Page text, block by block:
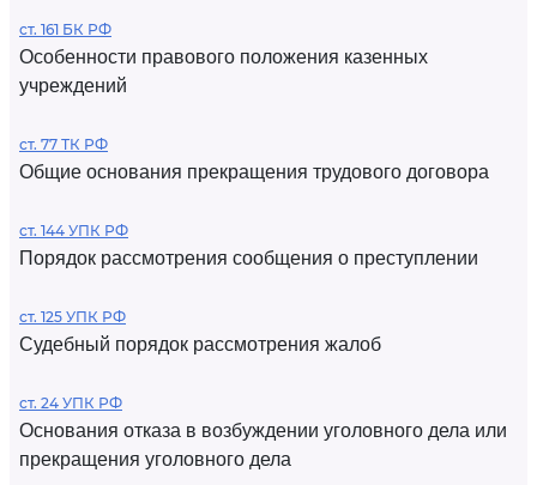
ст. 161 БК РФ
Особенности правового положения казенных
учреждений
ст. 77 ТК РФ
Общие основания прекращения трудового договора
ст. 144 УПК РФ
Порядок рассмотрения сообщения о преступлении
ст. 125 УПК РФ
Судебный порядок рассмотрения жалоб
ст. 24 УПК РФ
Основания отказа в возбуждении уголовного дела или
прекращения уголовного дела